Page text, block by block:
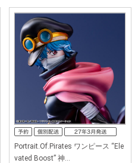
Portrait.Of.Pirates ワンピース “Ele
vated Boost” 神…